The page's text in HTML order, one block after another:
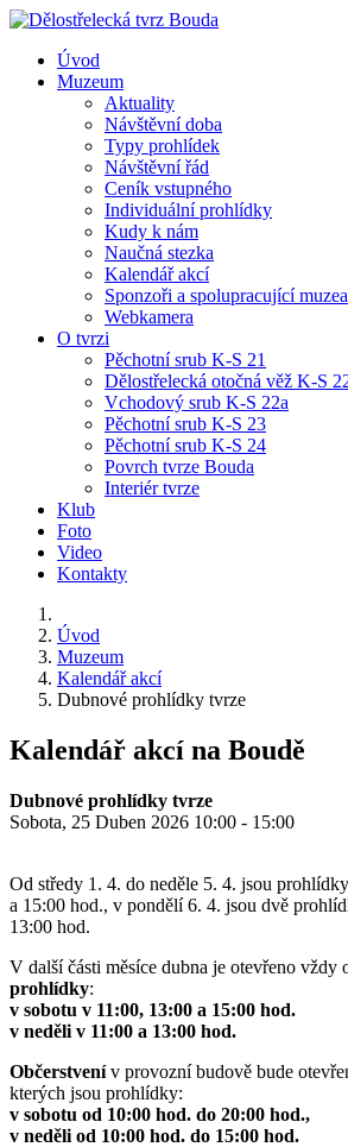
Úvod
Muzeum
Aktuality
Návštěvní doba
Typy prohlídek
Návštěvní řád
Ceník vstupného
Individuální prohlídky
Kudy k nám
Naučná stezka
Kalendář akcí
Sponzoři a spolupracující muzea
Webkamera
O tvrzi
Pěchotní srub K-S 21
Dělostřelecká otočná věž K-S
Vchodový srub K-S 22a
Pěchotní srub K-S 23
Pěchotní srub K-S 24
Povrch tvrze Bouda
Interiér tvrze
Klub
Foto
Video
Kontakty
Úvod
Muzeum
Kalendář akcí
Dubnové prohlídky tvrze
Kalendář akcí na Boudě
Dubnové prohlídky tvrze
Sobota, 25 Duben 2026 10:00 - 15:00
Od středy 1. 4. do neděle 5. 4. jsou
a 15:00 hod., v pondělí 6. 4. jsou dvě
13:00 hod.
V další části měsíce dubna je otevřeno vždy
prohlídky:
v sobotu v 11:00, 13:00 a 15:00 hod.
v neděli v 11:00 a 13:00 hod.
Občerstvenív provozní budově bude
kterých jsou prohlídky:
v sobotu od 10:00 hod. do 20:00 hod.,
v neděli od 10:00 hod. do 15:00 hod.